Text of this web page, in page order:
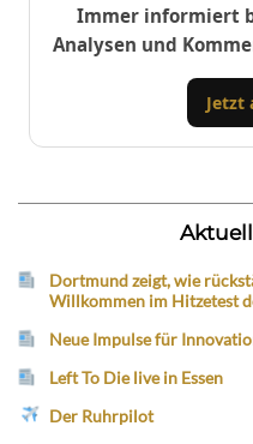
Immer informiert
Analysen und
Jetzt
Dortmund zeigt, wie
Willkommen im Hitzetest
Neue Impulse für
Left To Die live in Essen
Der Ruhrpilot